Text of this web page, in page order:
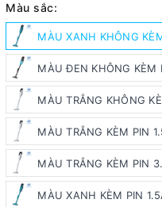
Màu sắc:
MÀU XANH KHÔNG
MÀU ĐEN KHÔNG KÈM
MÀU TRẮNG KHÔNG
MÀU TRẮNG KÈM PIN
MÀU TRẮNG KÈM PIN
MÀU XANH KÈM PIN